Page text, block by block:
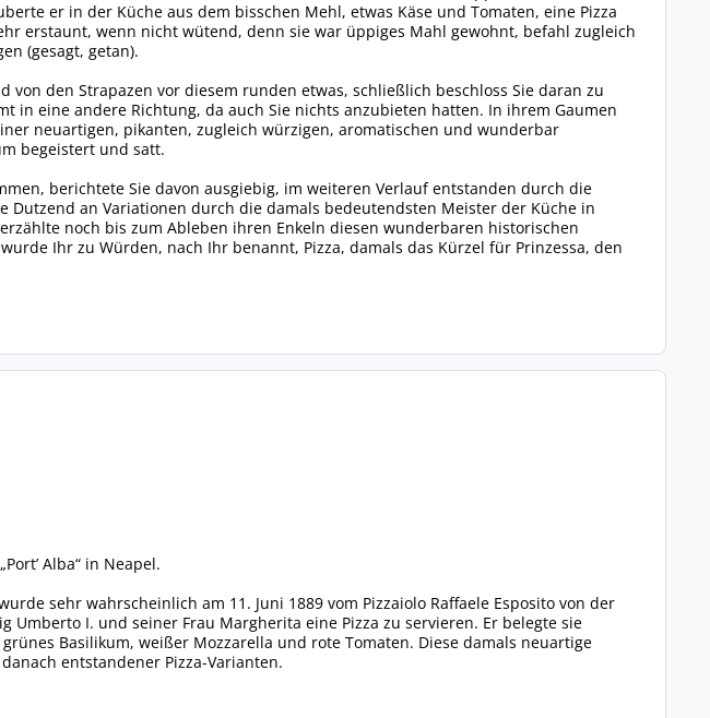
er in der Küche aus dem bisschen Mehl, etwas Käse und Tomaten, eine Pizza
erstaunt, wenn nicht wütend, denn sie war üppiges Mahl gewohnt, befahl zugleich
(gesagt, getan).
den Strapazen vor diesem runden etwas, schließlich beschloss Sie daran zu
in eine andere Richtung, da auch Sie nichts anzubieten hatten. In ihrem Gaumen
neuartigen, pikanten, zugleich würzigen, aromatischen und wunderbar
begeistert und satt.
berichtete Sie davon ausgiebig, im weiteren Verlauf entstanden durch die
an Variationen durch die damals bedeutendsten Meister der Küche in
noch bis zum Ableben ihren Enkeln diesen wunderbaren historischen
Ihr zu Würden, nach Ihr benannt, Pizza, damals das Kürzel für Prinzessa, den
Alba“ in Neapel.
sehr wahrscheinlich am 11. Juni 1889 vom Pizzaiolo Raffaele Esposito von der
I. und seiner Frau Margherita eine Pizza zu servieren. Er belegte sie
Basilikum, weißer Mozzarella und rote Tomaten. Diese damals neuartige
entstandener Pizza-Varianten.